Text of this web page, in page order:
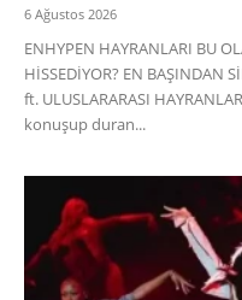
6 Ağustos 2026
ENHYPEN HAYRANLARI BU
HİSSEDİYOR? EN BAŞINDAN
ft. ULUSLARARASI
konuşup duran...